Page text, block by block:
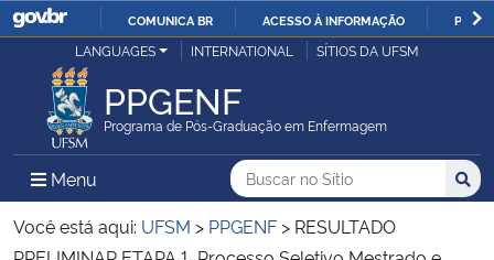
IR
COMUNICA BR ACESSO À INFORMAÇÃO
Ministério da Justiça e Segurança Pública
Ministério da Defesa
Ministério das Relações Exteriores
LANGUAGES INTERNATIONAL SÍTIOS DA UFSM
PPGENF
Programa de Pós-Graduação em Enfermagem
Menu Menu Principal do Sítio
Busca
Buscar no no Sítio
Busca:
Você está aqui: UFSM > PPGENF > RESULTADO